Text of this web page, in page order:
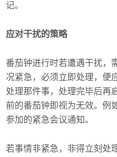
记。
应对干扰的策略
番茄钟进行时若遭遇干扰，
况紧急，必须立即处理，便
处理那件事，处理完毕后再
前的番茄钟即视为无效。例
参加的紧急会议通知。
若事情非紧急，非得立刻处